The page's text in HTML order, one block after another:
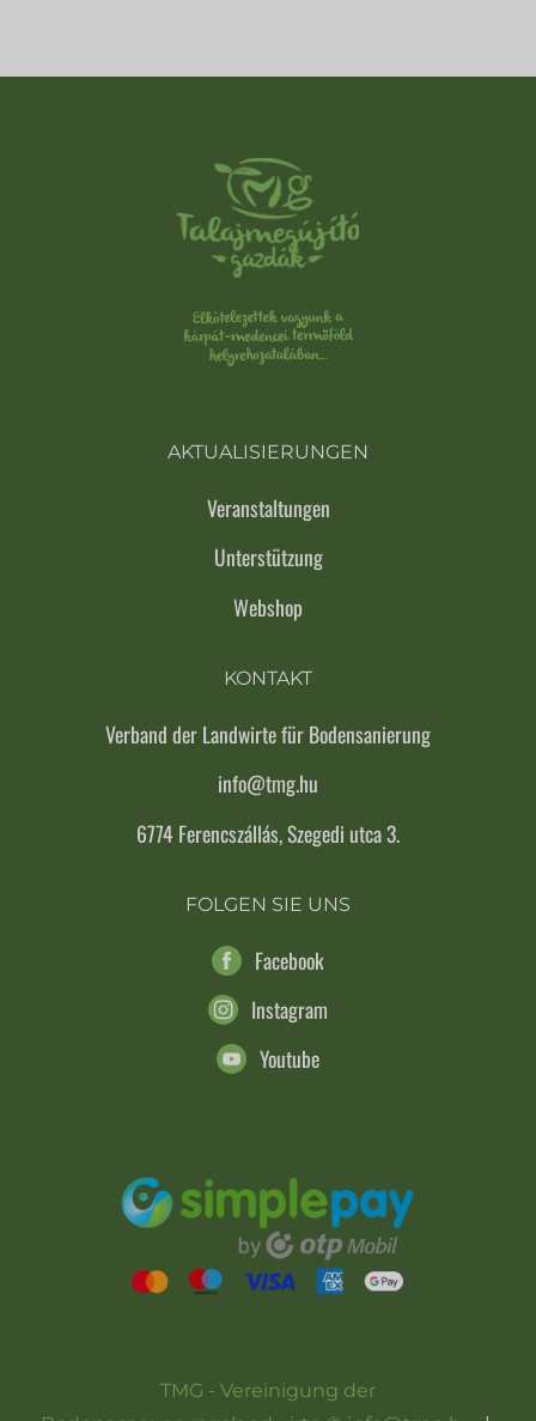
AKTUALISIERUNGEN
Veranstaltungen
Unterstützung
Webshop
KONTAKT
Verband der Landwirte für Bodensanierung
info@tmg.hu
6774 Ferencszállás, Szegedi utca 3.
FOLGEN SIE UNS
Facebook
Instagram
Youtube
TMG - Vereinigung der